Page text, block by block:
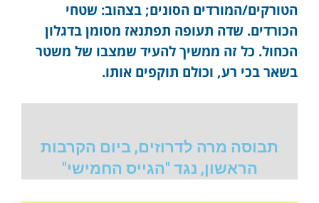
הטורקים/המורדים הסונים; בצהוב: שטחי
הכורדים. שדה תעופה תפתנאז מסומן בדגלון
הכחול. כל זה ממשיך להעיד שמצבו של משטר
בשאר בכי רע, וכולם תוקפים אותו.
תבוסה מרה לדרוזים, ביום הקרבות
הראשון, נגד "הגייס החמישי"